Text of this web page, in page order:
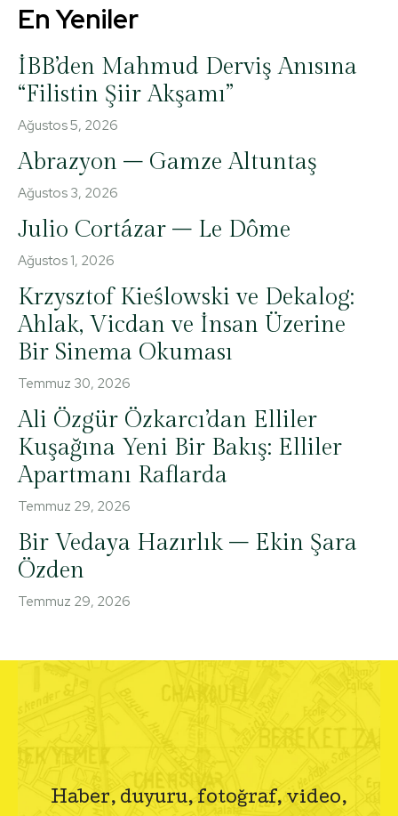
En Yeniler
İBB’den Mahmud Derviş Anısına
“Filistin Şiir Akşamı”
Ağustos 5, 2026
Abrazyon – Gamze Altuntaş
Ağustos 3, 2026
Julio Cortázar – Le Dôme
Ağustos 1, 2026
Krzysztof Kieślowski ve Dekalog:
Ahlak, Vicdan ve İnsan Üzerine
Bir Sinema Okuması
Temmuz 30, 2026
Ali Özgür Özkarcı’dan Elliler
Kuşağına Yeni Bir Bakış: Elliler
Apartmanı Raflarda
Temmuz 29, 2026
Bir Vedaya Hazırlık – Ekin Şara
Özden
Temmuz 29, 2026
Haber, duyuru, fotoğraf, video,